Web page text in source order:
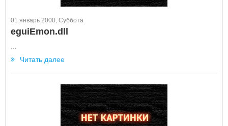
01 январь 2000, Суббота
eguiEmon.dll
Читать далее